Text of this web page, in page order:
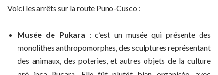
Voici les arrêts sur la route Puno-Cusco :
Musée de Pukara : c’est un musée qui présente des
monolithes anthropomorphes, des sculptures représentant
des animaux, des poteries, et autres objets de la culture